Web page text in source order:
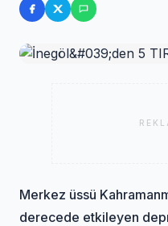
Merkez üssü
derecede etkileyen